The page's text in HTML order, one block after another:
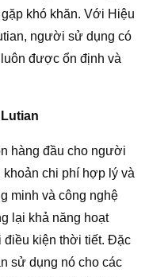
khó khăn. Với Hiệu
người sử dụng có
được ổn định và
hàng đầu cho người
chi phí hợp lý và
minh và công nghệ
lại khả năng hoạt
điều kiện thời tiết. Đặc
sử dụng nó cho các